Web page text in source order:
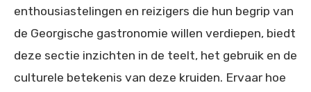
enthousiastelingen en reizigers die hun begrip van
de Georgische gastronomie willen verdiepen, biedt
deze sectie inzichten in de teelt, het gebruik en de
culturele betekenis van deze kruiden. Ervaar hoe